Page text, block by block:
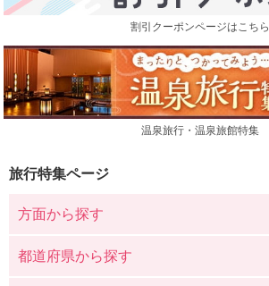
割引クーポンページはこちら
温泉旅行・温泉旅館特集
旅行特集ページ
方面から探す
都道府県から探す